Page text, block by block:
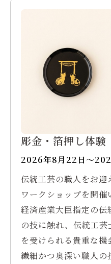
彫金・箔押し体験
2026年8月22日〜
伝統工芸の職人をお
ワークショップを開催
経済産業大臣指定の伝
の技に触れ、伝統工
を受けられる貴重な機
繊細かつ奥深い職人